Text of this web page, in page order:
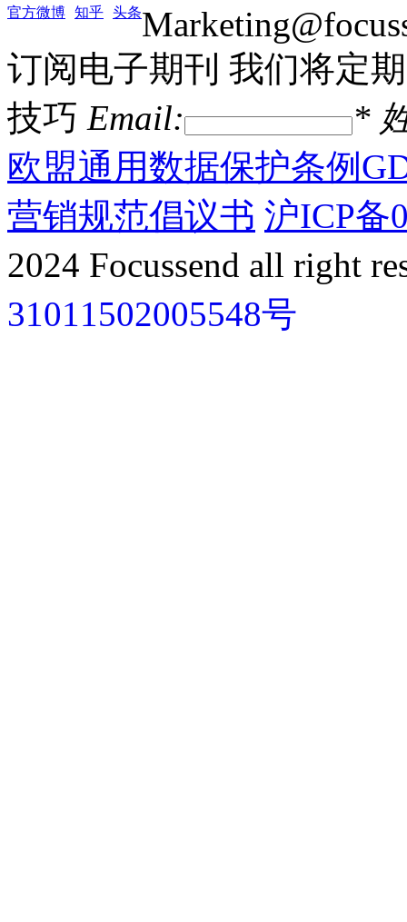
官方微博 知乎 头条
订阅电子期刊 我们将定
技巧 Email: *
欧盟通用数据保护条例
营销规范倡议书 沪ICP备
2024 Focussend all right
31011502005548号